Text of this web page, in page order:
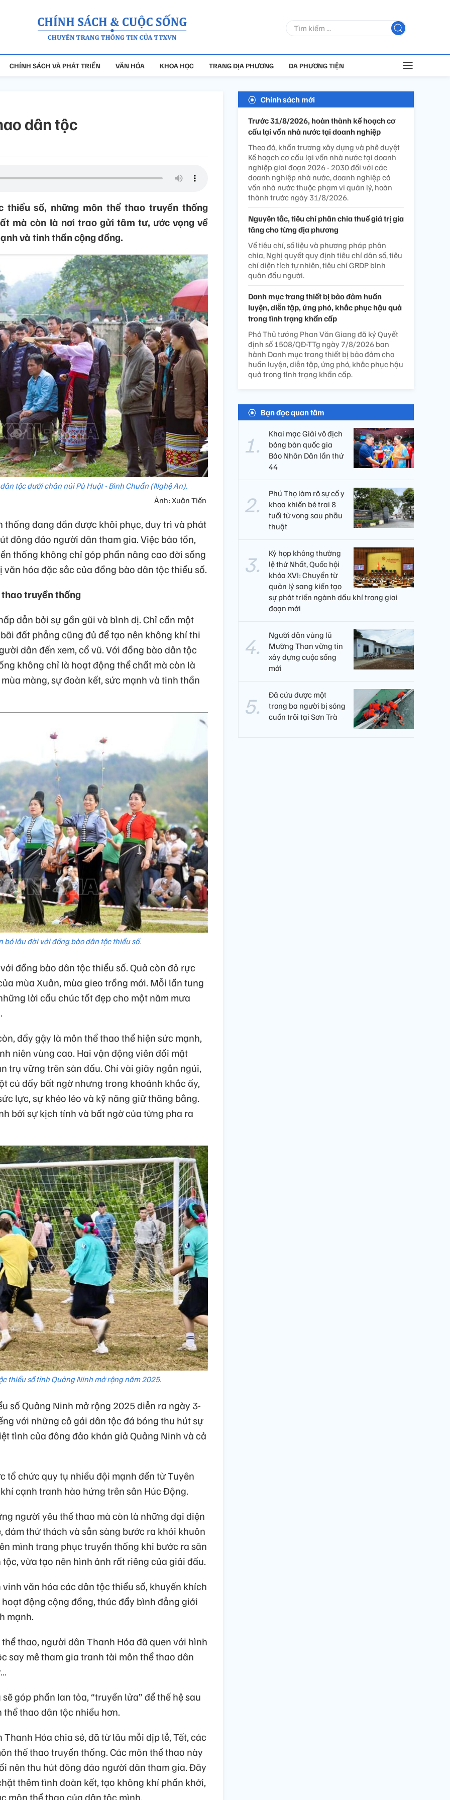
CHÍNH SÁCH VÀ PHÁT TRIỂN VĂN HÓA KHOA HỌC TRANG ĐỊA PHƯƠNG ĐA PHƯƠNG TIỆN
dân tộc
số, những môn thể thao truyền thống
mà còn là nơi trao gửi tâm tư, ước vọng về
và tinh thần cộng đồng.
tộc dưới chân núi Pù Huột - Bình Chuẩn (Nghệ An).
Ảnh: Xuân Tiến
thống đang dần được khôi phục, duy trì và phát
đông đảo người dân tham gia. Việc bảo tồn,
thống không chỉ góp phần nâng cao đời sống
hóa đặc sắc của đồng bào dân tộc thiểu số.
truyền thống
dẫn bởi sự gần gũi và bình dị. Chỉ cần một
đất phẳng cũng đủ để tạo nên không khí thi
dân đến xem, cổ vũ. Với đồng bào dân tộc
không chỉ là hoạt động thể chất mà còn là
màng, sự đoàn kết, sức mạnh và tinh thần
bó lâu đời với đồng bào dân tộc thiểu số.
đồng bào dân tộc thiểu số. Quả còn đỏ rực
mùa Xuân, mùa gieo trồng mới. Mỗi lần tung
lời cầu chúc tốt đẹp cho một năm mưa
đẩy gậy là môn thể thao thể hiện sức mạnh,
niên vùng cao. Hai vận động viên đối mặt
trụ vững trên sàn đấu. Chỉ vài giây ngắn ngủi,
cú đẩy bất ngờ nhưng trong khoảnh khắc ấy,
lực, sự khéo léo và kỹ năng giữ thăng bằng.
bởi sự kịch tính và bất ngờ của từng pha ra
thiểu số tỉnh Quảng Ninh mở rộng năm 2025.
số Quảng Ninh mở rộng 2025 diễn ra ngày 3-
với những cô gái dân tộc đá bóng thu hút sự
tình của đông đảo khán giả Quảng Ninh và cả
tổ chức quy tụ nhiều đội mạnh đến từ Tuyên
cạnh tranh hào hứng trên sân Húc Động.
người yêu thể thao mà còn là những đại diện
dám thử thách và sẵn sàng bước ra khỏi khuôn
mình trang phục truyền thống khi bước ra sân
vừa tạo nên hình ảnh rất riêng của giải đấu.
văn hóa các dân tộc thiểu số, khuyến khích
động cộng đồng, thúc đẩy bình đẳng giới
mạnh.
thao, người dân Thanh Hóa đã quen với hình
say mê tham gia tranh tài môn thể thao dân
góp phần lan tỏa, “truyền lửa” để thế hệ sau
thao dân tộc nhiều hơn.
Hóa chia sẻ, đã từ lâu mỗi dịp lễ, Tết, các
thể thao truyền thống. Các môn thể thao này
nên thu hút đông đảo người dân tham gia. Đây
thêm tình đoàn kết, tạo không khí phấn khởi,
môn thể thao của dân tộc mình.
Chính sách mới
Trước 31/8/2026, hoàn thành kế hoạch cơ
cấu lại vốn nhà nước tại doanh nghiệp
Theo đó, khẩn trương xây dựng và phê duyệt
Kế hoạch cơ cấu lại vốn nhà nước tại doanh
nghiệp giai đoạn 2026 - 2030 đối với các
doanh nghiệp nhà nước, doanh nghiệp có
vốn nhà nước thuộc phạm vi quản lý, hoàn
thành trước ngày 31/8/2026.
Nguyên tắc, tiêu chí phân chia thuế giá trị gia
tăng cho từng địa phương
Về tiêu chí, số liệu và phương pháp phân
chia, Nghị quyết quy định tiêu chí dân số, tiêu
chí diện tích tự nhiên, tiêu chí GRDP bình
quân đầu người.
Danh mục trang thiết bị bảo đảm huấn
luyện, diễn tập, ứng phó, khắc phục hậu quả
trong tình trạng khẩn cấp
Phó Thủ tướng Phan Văn Giang đã ký Quyết
định số 1508/QĐ-TTg ngày 7/8/2026 ban
hành Danh mục trang thiết bị bảo đảm cho
huấn luyện, diễn tập, ứng phó, khắc phục hậu
quả trong tình trạng khẩn cấp.
Bạn đọc quan tâm
Khai mạc Giải vô địch
bóng bàn quốc gia
Báo Nhân Dân lần thứ
44
Phú Thọ làm rõ sự cố y
khoa khiến bé trai 8
tuổi tử vong sau phẫu
thuật
Kỳ họp không thường
lệ thứ Nhất, Quốc hội
khóa XVI: Chuyển từ
quản lý sang kiến tạo
sự phát triển ngành dầu khí trong giai
đoạn mới
Người dân vùng lũ
Mường Than vững tin
xây dựng cuộc sống
mới
Đã cứu được một
trong ba người bị sóng
cuốn trôi tại Sơn Trà